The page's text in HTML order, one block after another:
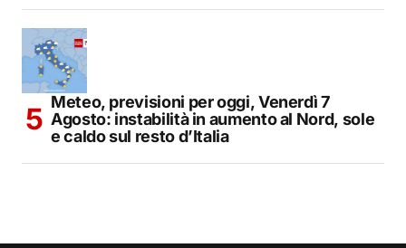
Meteo, previsioni per oggi, Venerdì 7
Agosto: instabilità in aumento al Nord, sole
e caldo sul resto d’Italia